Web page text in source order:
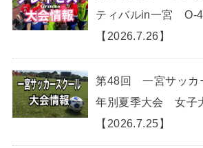
ティバルin一宮 O-
【2026.7.26】
第48回 一宮サッ
年別夏季大会 女子
【2026.7.25】